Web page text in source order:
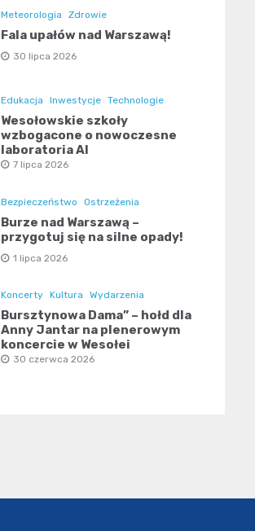
Meteorologia Zdrowie
Fala upałów nad Warszawą!
30 lipca 2026
Edukacja Inwestycje Technologie
Wesołowskie szkoły
wzbogacone o nowoczesne
laboratoria AI
7 lipca 2026
Bezpieczeństwo Ostrzeżenia
Burze nad Warszawą –
przygotuj się na silne opady!
1 lipca 2026
Koncerty Kultura Wydarzenia
Bursztynowa Dama” – hołd dla
Anny Jantar na plenerowym
koncercie w Wesołej
30 czerwca 2026